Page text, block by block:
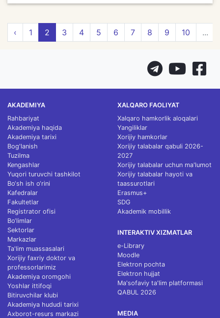
‹ 1 2 3 4 5 6 7 8 9 10 ...
AKADEMIYA
Rahbariyat
Akademiya haqida
Akademiya tarixi
Bog'lanish
Tuzilma
Kengashlar
Yuqori turuvchi tashkilot
Bo‘sh ish o‘rini
Kafedralar
Fakultetlar
Registrator ofisi
Bo‘limlar
Sektorlar
Markazlar
Ta'lim muassasalari
Xorijiy faxriy doktor va
professorlarimiz
Akademiya oromgohi
Yoshlar ittifoqi
Bitiruvchilar klubi
Akademiya hududi tarixi
Axborot-resurs markazi
XALQARO FAOLIYAT
Xalqaro hamkorlik aloqalari
Yangiliklar
Xorijiy hamkorlar
Xorijiy talabalar qabuli 2026-
2027
Xorijiy talabalar uchun ma'lumot
Xorijiy talabalar hayoti va
taassurotlari
Erasmus+
SDG
Akademik mobillik
INTERAKTIV XIZMATLAR
e-Library
Moodle
Elektron pochta
Elektron hujjat
Ma'sofaviy ta'lim platformasi
QABUL 2026
MEDIA